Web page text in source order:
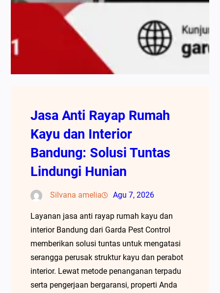
Jasa Anti Rayap Rumah
Kayu dan Interior
Bandung: Solusi Tuntas
Lindungi Hunian
Silvana amelia Agu 7, 2026
Layanan jasa anti rayap rumah kayu dan
interior Bandung dari Garda Pest Control
memberikan solusi tuntas untuk mengatasi
serangga perusak struktur kayu dan perabot
interior. Lewat metode penanganan terpadu
serta pengerjaan bergaransi, properti Anda